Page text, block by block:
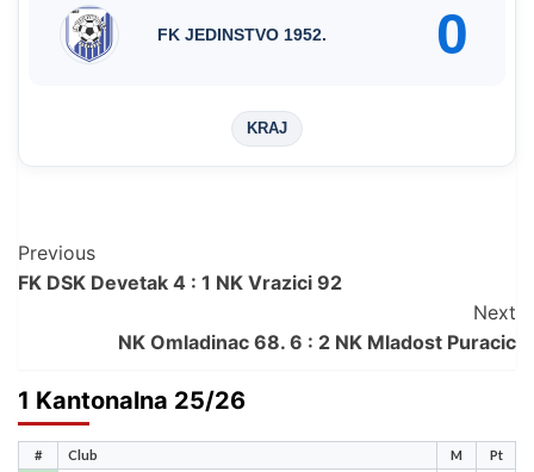
FK JEDINSTVO 1952. 0
KRAJ
Post
Navigation
Previous
FK DSK Devetak 4 : 1 NK Vrazici 92
Next
NK Omladinac 68. 6 : 2 NK Mladost Puracic
1 Kantonalna 25/26
# Club M Pt